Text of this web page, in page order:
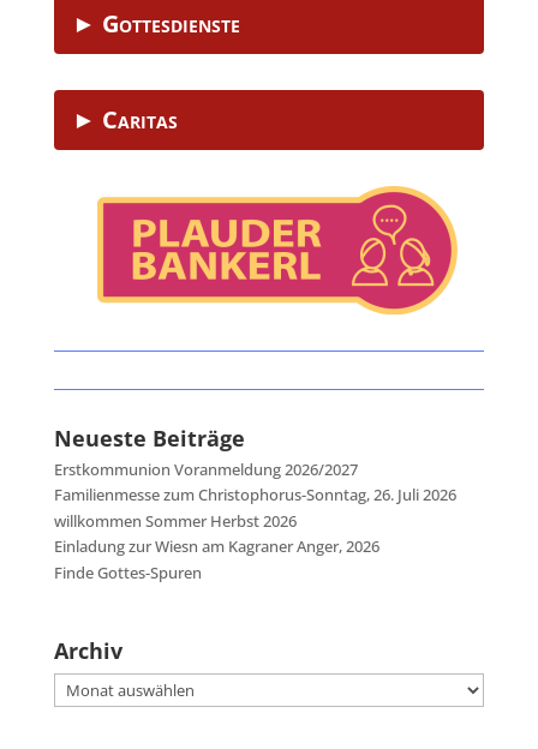
► Gottesdienste
► Caritas
Neueste Beiträge
Erstkommunion Voranmeldung 2026/2027
Familienmesse zum Christophorus-Sonntag, 26. Juli 2026
willkommen Sommer Herbst 2026
Einladung zur Wiesn am Kagraner Anger, 2026
Finde Gottes-Spuren
Archiv
Archiv